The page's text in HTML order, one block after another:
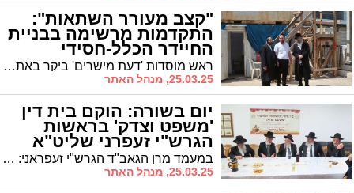
"קצב מעורר השתאות":
התקדמות מרשימה בבניית
החיידר הכלל-חסידי
באשדוד ראש מוסדות 'דעת מישרים' ביקר באתר בניית הת"ת הכלל חסידי והביע השתאות מההתקדמות המואצת: "ניכר שמשקיעים כאן את הלב"
25.03.25, מנהל האתר
יום בשורה: הוקם בית דין
'משפט וצדק' בראשות
הגרש"י זעפרני שליט"א
במעמד מרן הגאב"ד הגרש"י זעפראני: נפתח בית הדין לממונות "משפט וצדק" במעמד מרן הגרש"י זעפרני שליט"א ע"י הגר"צ אוחנה ראש הכולל להוראה ודיינות "היכל גבריאל" | בבית הדין לא יגבו תשלום כלל על פתיחת תיקים
25.03.25, מנהל האתר